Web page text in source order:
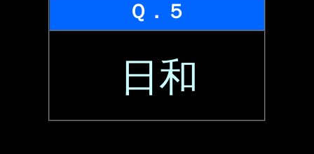
Ｑ．５
日和